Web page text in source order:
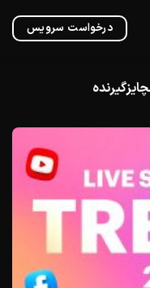
درخواست سرویس